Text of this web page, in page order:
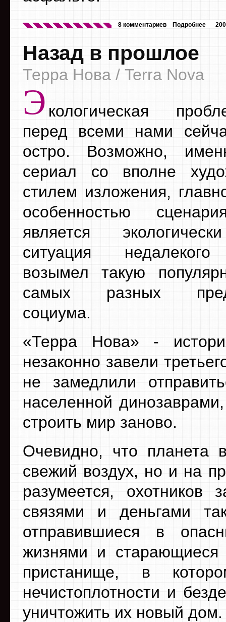
8 комментариев Подробнее
Назад в прошлое
Терра Нова / Terra Nova
Э кологическая
перед всеми нами
остро. Возможно,
сериал со вполне
стилем изложения,
особенностью
является
ситуация
возымел такую
самых разных
социума.
«Терра Нова» -
незаконно завели
не замедлили
населенной
строить мир заново.
Очевидно, что планета
свежий воздух, но и на
разумеется,
связями и деньгами
отправившиеся в
жизнями и старающиеся
пристанище, в
нечистоплотности и
уничтожить их новый дом.